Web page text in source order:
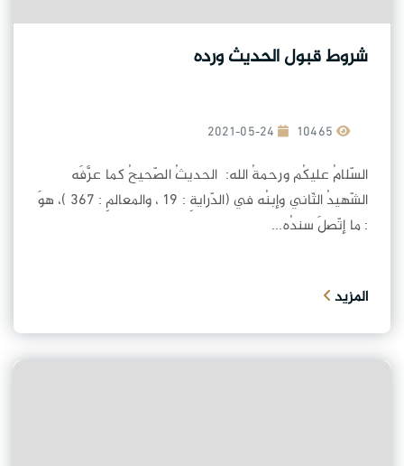
شروط قبول الحديث ورده
2021-05-24
السّلامُ عليكُم ورحمةُ الله: الحديثُ الصّحيحُ كما عرَّفَه
الشّهيدُ الثّاني وإبنُه في (الدّرايةِ : 19 ، والمعالمِ : 367 )، هوَ
: ما إتّصلَ سندُه...
المزيد